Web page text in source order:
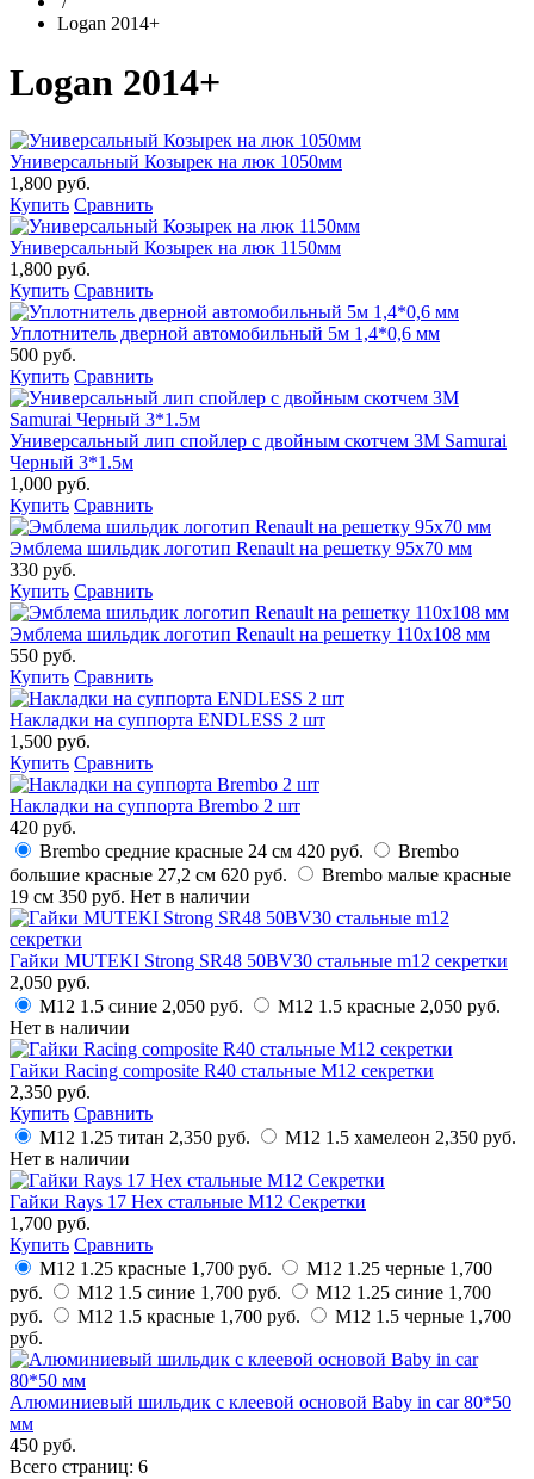
Logan 2014+
Logan 2014+
Универсальный Козырек на люк 1050мм
1,800 руб.
Купить Сравнить
Универсальный Козырек на люк 1150мм
1,800 руб.
Купить Сравнить
Уплотнитель дверной автомобильный 5м 1,4*0,6 мм
500 руб.
Купить Сравнить
Универсальный лип спойлер с двойным скотчем 3М Samurai
Черный 3*1.5м
1,000 руб.
Купить Сравнить
Эмблема шильдик логотип Renault на решетку 95х70 мм
330 руб.
Купить Сравнить
Эмблема шильдик логотип Renault на решетку 110х108 мм
550 руб.
Купить Сравнить
Накладки на суппорта ENDLESS 2 шт
1,500 руб.
Купить Сравнить
Накладки на суппорта Brembo 2 шт
420 руб.
Brembo средние красные 24 см 420 руб.
Brembo
большие красные 27,2 см 620 руб.
Brembo малые красные
19 см 350 руб. Нет в наличии
Гайки MUTEKI Strong SR48 50BV30 стальные m12 секретки
2,050 руб.
M12 1.5 синие 2,050 руб. M12 1.5 красные 2,050 руб.
Нет в наличии
Гайки Racing composite R40 стальные M12 секретки
2,350 руб.
Купить Сравнить
M12 1.25 титан 2,350 руб. M12 1.5 хамелеон 2,350 руб.
Нет в наличии
Гайки Rays 17 Hex стальные M12 Секретки
1,700 руб.
Купить Сравнить
M12 1.25 красные 1,700 руб. M12 1.25 черные 1,700
руб.
M12 1.5 синие 1,700 руб. M12 1.25 синие 1,700
руб.
M12 1.5 красные 1,700 руб. M12 1.5 черные 1,700
руб.
Алюминиевый шильдик с клеевой основой Baby in car 80*50
мм
450 руб.
Всего страниц: 6